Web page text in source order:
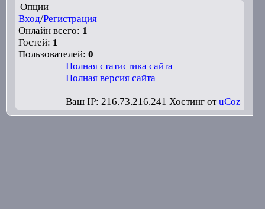
Опции
Вход/Регистрация
Онлайн всего: 1
Гостей: 1
Пользователей: 0
Полная статистика сайта
Полная версия сайта
Ваш IP: 216.73.216.241 Хостинг отuCoz